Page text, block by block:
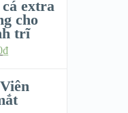
extra
cho
trĩ
₫